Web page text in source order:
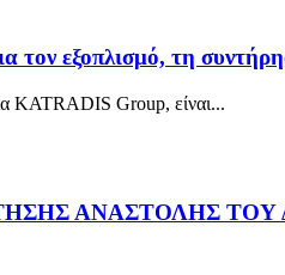
τον εξοπλισμό, τη
KATRADIS Group, είναι...
ΑΝΑΣΤΟΛΗΣ ΤΟΥ